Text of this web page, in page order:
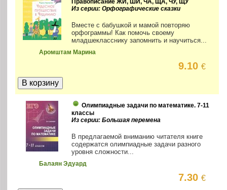
Правописание ЖИ, ШИ, ЧА, ЩА, ЧУ, ЩУ
Из серии: Орфографические сказки
Вместе с бабушкой и мамой повторяю
орфограммы! Как помочь своему
младшекласснику запомнить и научиться...
Аромштам Марина
9.10€
Олимпиадные задачи по математике. 7-11
классы
Из серии: Большая перемена
В предлагаемой вниманию читателя книге
содержатся олимпиадные задачи разного
уровня сложности...
Балаян Эдуард
7.30€